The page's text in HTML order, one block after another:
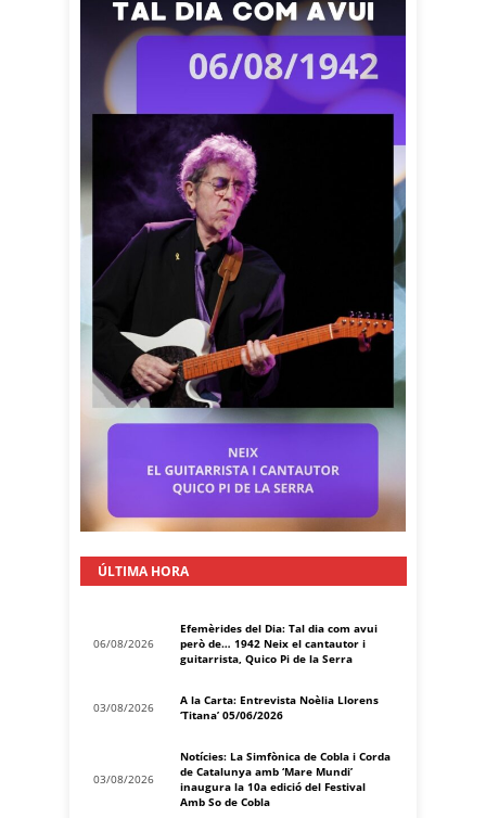
ÚLTIMA HORA
06/08/2026
Efemèrides del Dia: Tal dia com avui
però de… 1942 Neix el cantautor i
guitarrista, Quico Pi de la Serra
03/08/2026
A la Carta: Entrevista Noèlia Llorens
‘Titana’ 05/06/2026
03/08/2026
Notícies: La Simfònica de Cobla i Corda
de Catalunya amb ‘Mare Mundi’
inaugura la 10a edició del Festival
Amb So de Cobla